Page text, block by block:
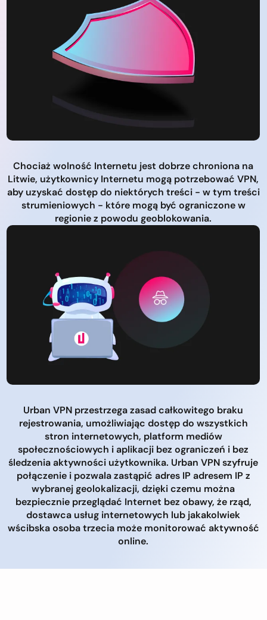
Chociaż wolność Internetu jest dobrze chroniona na
Litwie, użytkownicy Internetu mogą potrzebować VPN,
aby uzyskać dostęp do niektórych treści - w tym treści
strumieniowych - które mogą być ograniczone w
regionie z powodu geoblokowania.
Urban VPN przestrzega zasad całkowitego braku
rejestrowania, umożliwiając dostęp do wszystkich
stron internetowych, platform mediów
społecznościowych i aplikacji bez ograniczeń i bez
śledzenia aktywności użytkownika. Urban VPN szyfruje
połączenie i pozwala zastąpić adres IP adresem IP z
wybranej geolokalizacji, dzięki czemu można
bezpiecznie przeglądać Internet bez obawy, że rząd,
dostawca usług internetowych lub jakakolwiek
wścibska osoba trzecia może monitorować aktywność
online.